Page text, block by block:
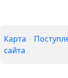
Карта
сайта